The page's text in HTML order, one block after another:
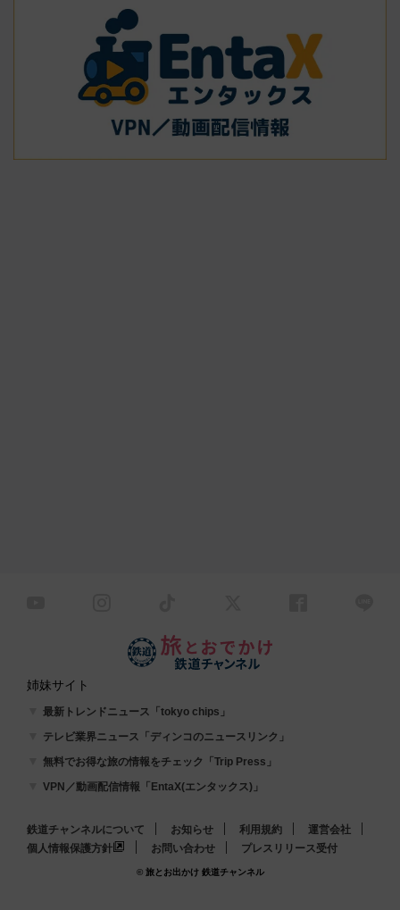
姉妹サイト
最新トレンドニュース「tokyo chips」
テレビ業界ニュース「ディンコのニュースリンク」
無料でお得な旅の情報をチェック「Trip Press」
VPN／動画配信情報「EntaX(エンタックス)」
鉄道チャンネルについて お知らせ 利用規約
運営会社
個人情報保護方針
お問い合わせ プレスリリース受付
© 旅とお出かけ 鉄道チャンネル